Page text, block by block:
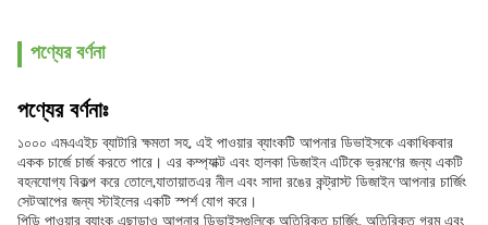
পণ্যের বর্ণনা
পণ্যের বর্ণনাঃ
১০০০ এমএএইচ ব্যাটারি ক্ষমতা সহ, এই পাওয়ার ব্যাংকটি আপনার ডিভাইসকে একাধিকবার
একক চার্জে চার্জ করতে পারে। এর কম্প্যাক্ট এবং হালকা ডিজাইন এটিকে ভ্রমণের জন্য একটি
বহনযোগ্য বিকল্প করে তোলে,যাতায়াতএর নীল এবং সাদা রঙের কন্ট্রাস্ট ডিজাইন আপনার চার্জিং
সেটআপের জন্য স্টাইলের একটি স্পর্শ যোগ করে।
পিডি পাওয়ার ব্যাংক এছাড়াও আপনার ডিভাইসগুলিকে অতিরিক্ত চার্জিং, অতিরিক্ত গরম এবং